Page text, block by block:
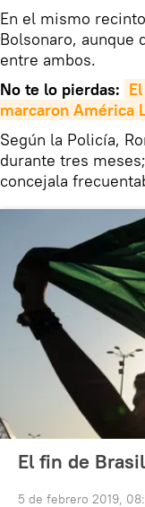
En el mismo
Bolsonaro, aunque
entre ambos.
No te lo pierdas:
marcaron América
Según la Policía,
durante tres
concejala
El fin de
5 de febrero 2019,